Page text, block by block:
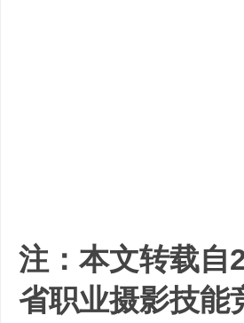
注：本文转载自
省职业摄影技能